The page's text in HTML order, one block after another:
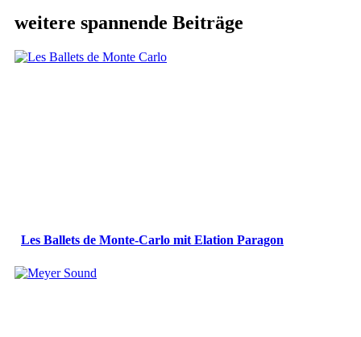
weitere spannende Beiträge
Les Ballets de Monte-Carlo mit Elation Paragon